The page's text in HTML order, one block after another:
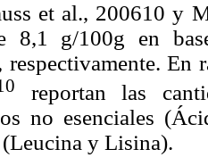
et al., 200610y
8,1 g/100g en
En
reportan las
no esenciales
(Leucina y Lisina).